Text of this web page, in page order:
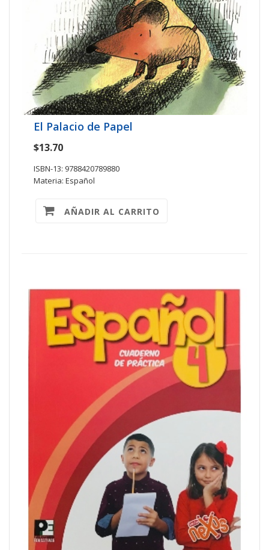
El Palacio de Papel
$13.70
ISBN-13: 9788420789880
Materia: Español
AÑADIR AL CARRITO